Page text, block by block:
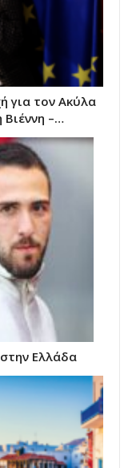
για τον Ακύλα
Βιέννη –…
Ελλάδα